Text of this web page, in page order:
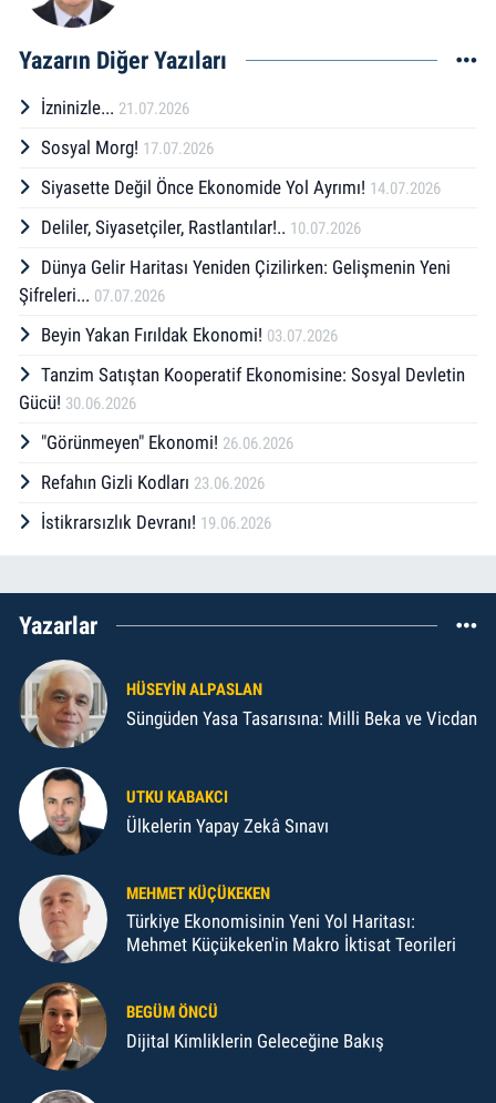
Yazarın Diğer Yazıları
İzninizle... 21.07.2026
Sosyal Morg! 17.07.2026
Siyasette Değil Önce Ekonomide Yol Ayrımı! 14.07.2026
Deliler, Siyasetçiler, Rastlantılar!.. 10.07.2026
Dünya Gelir Haritası Yeniden Çizilirken: Gelişmenin Yeni
Şifreleri... 07.07.2026
Beyin Yakan Fırıldak Ekonomi! 03.07.2026
Tanzim Satıştan Kooperatif Ekonomisine: Sosyal Devletin
Gücü! 30.06.2026
"Görünmeyen" Ekonomi! 26.06.2026
Refahın Gizli Kodları 23.06.2026
İstikrarsızlık Devranı! 19.06.2026
Yazarlar
HÜSEYIN ALPASLAN
Süngüden Yasa Tasarısına: Milli Beka ve Vicdan
UTKU KABAKCI
Ülkelerin Yapay Zekâ Sınavı
MEHMET KÜÇÜKEKEN
Türkiye Ekonomisinin Yeni Yol Haritası:
Mehmet Küçükeken'in Makro İktisat Teorileri
BEGÜM ÖNCÜ
Dijital Kimliklerin Geleceğine Bakış